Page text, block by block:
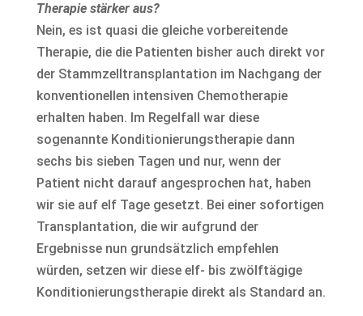
Therapie stärker aus?
Nein, es ist quasi die gleiche vorbereitende
Therapie, die die Patienten bisher auch direkt vor
der Stammzelltransplantation im Nachgang der
konventionellen intensiven Chemotherapie
erhalten haben. Im Regelfall war diese
sogenannte Konditionierungstherapie dann
sechs bis sieben Tagen und nur, wenn der
Patient nicht darauf angesprochen hat, haben
wir sie auf elf Tage gesetzt. Bei einer sofortigen
Transplantation, die wir aufgrund der
Ergebnisse nun grundsätzlich empfehlen
würden, setzen wir diese elf- bis zwölftägige
Konditionierungstherapie direkt als Standard an.